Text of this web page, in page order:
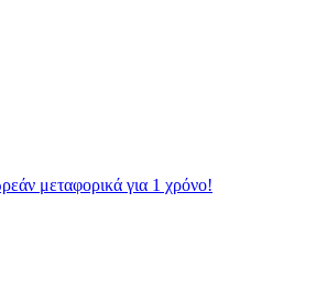
μεταφορικά για 1 χρόνο!